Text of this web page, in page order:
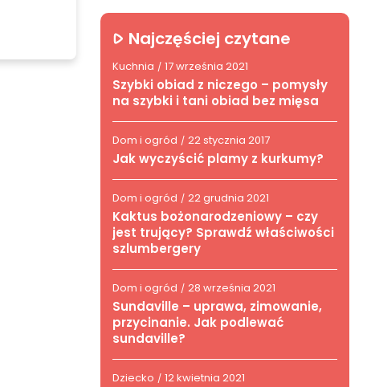
Najczęściej czytane
Kuchnia / 17 września 2021
Szybki obiad z niczego – pomysły
na szybki i tani obiad bez mięsa
Dom i ogród / 22 stycznia 2017
Jak wyczyścić plamy z kurkumy?
Dom i ogród / 22 grudnia 2021
Kaktus bożonarodzeniowy – czy
jest trujący? Sprawdź właściwości
szlumbergery
Dom i ogród / 28 września 2021
Sundaville – uprawa, zimowanie,
przycinanie. Jak podlewać
sundaville?
Dziecko / 12 kwietnia 2021